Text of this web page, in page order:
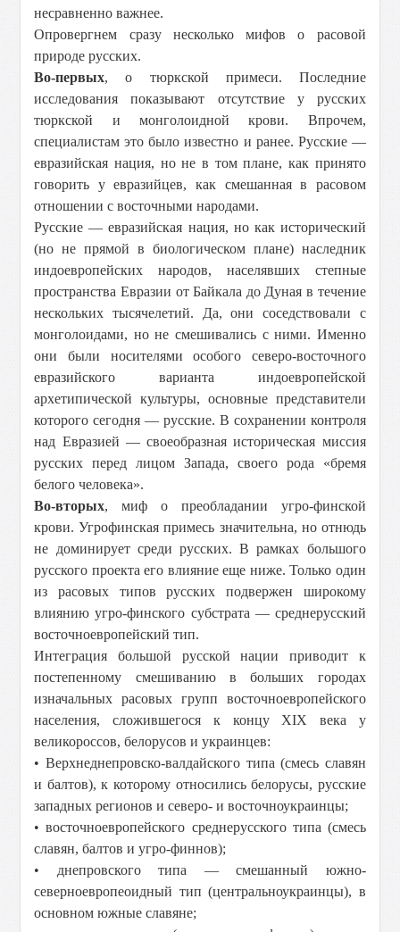
несравненно важнее.
Опровергнем сразу несколько мифов о расовой
природе русских.
Во-первых, о тюркской примеси. Последние
исследования показывают отсутствие у русских
тюркской и монголоидной крови. Впрочем,
специалистам это было известно и ранее. Русские —
евразийская нация, но не в том плане, как принято
говорить у евразийцев, как смешанная в расовом
отношении с восточными народами.
Русские — евразийская нация, но как исторический
(но не прямой в биологическом плане) наследник
индоевропейских народов, населявших степные
пространства Евразии от Байкала до Дуная в течение
нескольких тысячелетий. Да, они соседствовали с
монголоидами, но не смешивались с ними. Именно
они были носителями особого северо-восточного
евразийского варианта индоевропейской
архетипической культуры, основные представители
которого сегодня — русские. В сохранении контроля
над Евразией — своеобразная историческая миссия
русских перед лицом Запада, своего рода «бремя
белого человека».
Во-вторых, миф о преобладании угро-финской
крови. Угрофинская примесь значительна, но отнюдь
не доминирует среди русских. В рамках большого
русского проекта его влияние еще ниже. Только один
из расовых типов русских подвержен широкому
влиянию угро-финского субстрата — среднерусский
восточноевропейский тип.
Интеграция большой русской нации приводит к
постепенному смешиванию в больших городах
изначальных расовых групп восточноевропейского
населения, сложившегося к концу XIX века у
великороссов, белорусов и украинцев:
• Верхнеднепровско-валдайского типа (смесь славян
и балтов), к которому относились белорусы, русские
западных регионов и северо- и восточноукраинцы;
• восточноевропейского среднерусского типа (смесь
славян, балтов и угро-финнов);
• днепровского типа — смешанный южно-
северноевропеоидный тип (центральноукраинцы), в
основном южные славяне;